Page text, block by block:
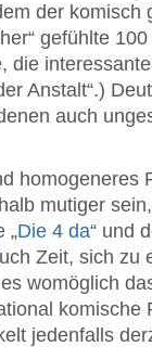
der komisch
gefühlte
die
Anstalt“.)
auch
homogeneres
mutiger
„Die 4 da“ und
Zeit, sich zu
womöglich
komische
jedenfalls